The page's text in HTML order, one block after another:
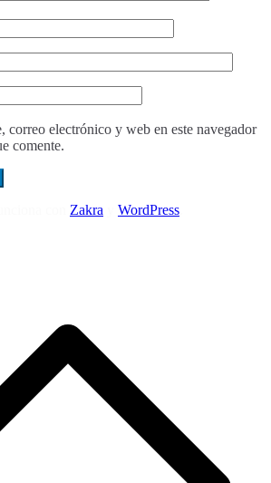
correo electrónico y web en este navegador
comente.
Zakra WordPress